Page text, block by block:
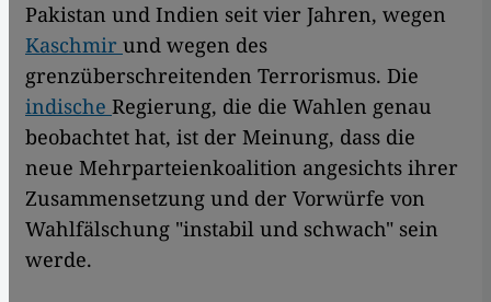
Pakistan und Indien seit vier Jahren, wegen
Kaschmir und wegen des
grenzüberschreitenden Terrorismus. Die
indische Regierung, die die Wahlen genau
beobachtet hat, ist der Meinung, dass die
neue Mehrparteienkoalition angesichts ihrer
Zusammensetzung und der Vorwürfe von
Wahlfälschung "instabil und schwach" sein
werde.